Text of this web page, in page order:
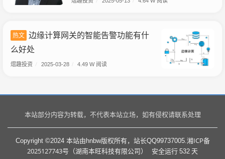
热文 边缘计算网关的智能告警功能有什
么好处
熠趣投资 2025-03-28 4.49 W 阅读
本站部分内容为转载，不代表本站立场，如有侵权请联系处理
Copyright ©2024 本站由hnbw版权所有，站长QQ99737005. 湘ICP备
2025127743号（湖南本旺科技有限公司）
安全运行 532 天